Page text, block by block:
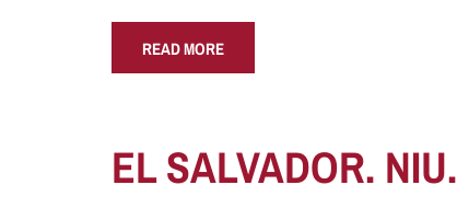
READ MORE
EL SALVADOR. NIU.